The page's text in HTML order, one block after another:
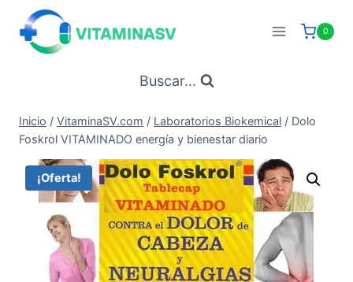
Saltar
contenido
0
Buscar...
Inicio / VitaminaSV.com / Laboratorios Biokemical / Dolo
Foskrol VITAMINADO energía y bienestar diario
¡Oferta!